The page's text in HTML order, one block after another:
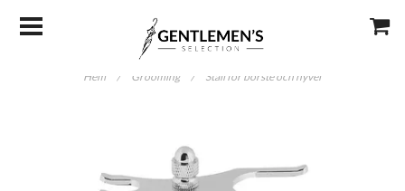
Hem / Grooming / Ställ för borste och hyvel